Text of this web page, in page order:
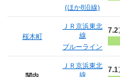
(ほか8沿線)
桜木町
ＪＲ京浜東北
線
ブルーライン
7.2
ＪＲ京浜東北
線
7.1